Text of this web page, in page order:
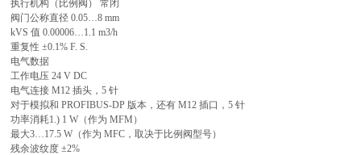
执行机构（比例阀） 常闭
阀门公称直径 0.05…8 mm
kVS 值 0.00006…1.1 m3/h
重复性 ±0.1% F. S.
电气数据
工作电压 24 V DC
电气连接 M12 插头，5 针
对于模拟和 PROFIBUS-DP 版本，还有 M12 插口，5 针
功率消耗1.) 1 W（作为 MFM）
最大3…17.5 W（作为 MFC，取决于比例阀型号）
残余波纹度 ±2%